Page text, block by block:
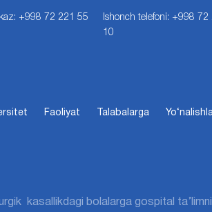
+998 72 221 55
Ishonch telefoni: +998 72
10
Faoliyat Talabalarga
kasallikdagi bolalarga gospital